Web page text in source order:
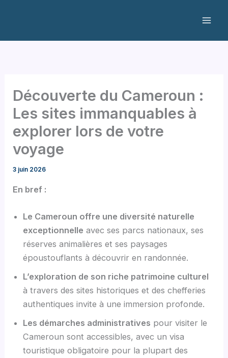
Découverte du Cameroun :
Les sites immanquables à
explorer lors de votre
voyage
3 juin 2026
En bref :
Le Cameroun offre une diversité naturelle
exceptionnelle avec ses parcs nationaux, ses
réserves animalières et ses paysages
époustouflants à découvrir en randonnée.
L’exploration de son riche patrimoine culturel
à travers des sites historiques et des chefferies
authentiques invite à une immersion profonde.
Les démarches administratives pour visiter le
Cameroun sont accessibles, avec un visa
touristique obligatoire pour la plupart des